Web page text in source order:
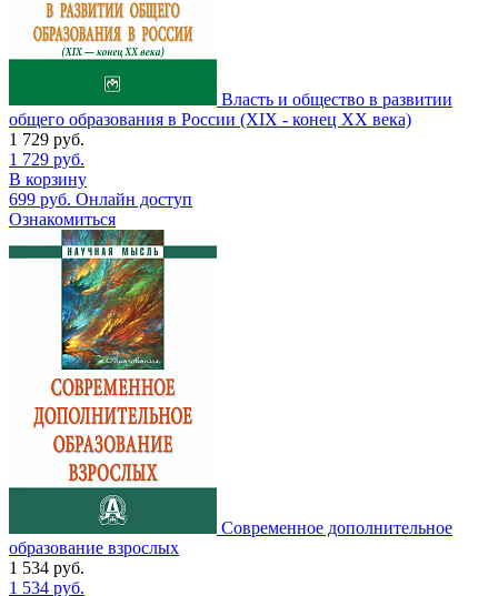
Власть и общество в развитии
общего образования в России (XIX - конец XX века)
1 729 руб.
1 729 руб.
В корзину
699 руб. Онлайн доступ
Ознакомиться
Современное дополнительное
образование взрослых
1 534 руб.
1 534 руб.